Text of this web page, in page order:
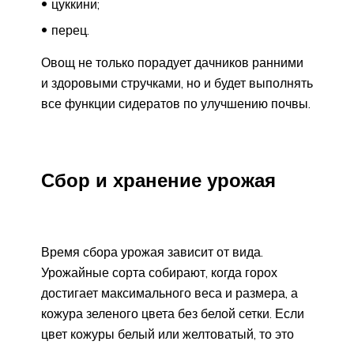
цуккини;
перец.
Овощ не только порадует дачников ранними
и здоровыми стручками, но и будет выполнять
все функции сидератов по улучшению почвы.
Сбор и хранение урожая
Время сбора урожая зависит от вида.
Урожайные сорта собирают, когда горох
достигает максимального веса и размера, а
кожура зеленого цвета без белой сетки. Если
цвет кожуры белый или желтоватый, то это